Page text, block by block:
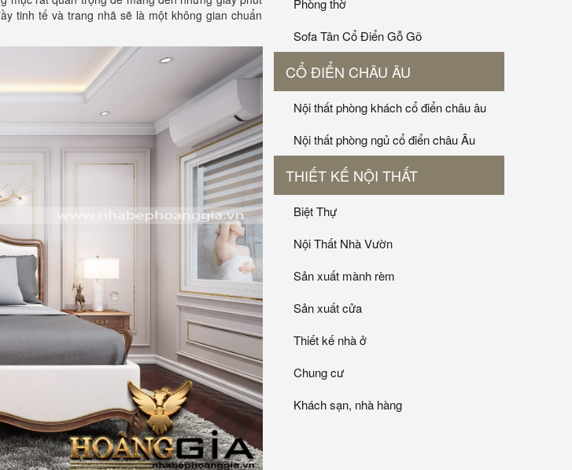
tinh tế và trang nhã sẽ là một không gian chuẩn
Phòng thờ
Sofa Tân Cổ Điển Gỗ Gõ
CỔ ĐIỂN CHÂU ÂU
Nội thất phòng khách cổ điển châu âu
Nội thất phòng ngủ cổ điển châu Âu
THIẾT KẾ NỘI THẤT
Biệt Thự
Nội Thất Nhà Vườn
Sản xuất mành rèm
Sản xuất cửa
Thiết kế nhà ở
Chung cư
Khách sạn, nhà hàng